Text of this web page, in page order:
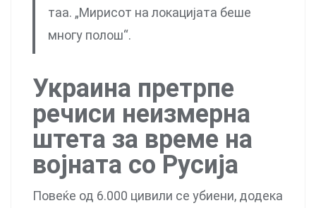
таа. „Мирисот на локацијата беше
многу полош“.
Украина претрпе
речиси неизмерна
штета за време на
војната со Русија
Повеќе од 6.000 цивили се убиени, додека